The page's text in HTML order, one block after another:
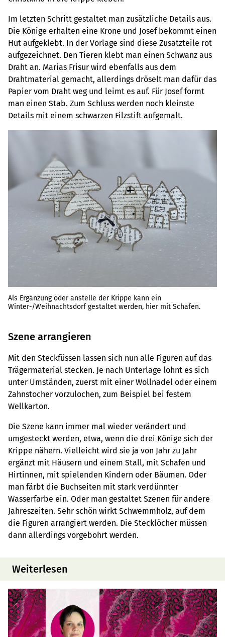
Im letzten Schritt gestaltet man zusätzliche Details aus.
Die Könige erhalten eine Krone und Josef bekommt einen
Hut aufgeklebt. In der Vorlage sind diese Zusatzteile rot
aufgezeichnet. Den Tieren klebt man einen Schwanz aus
Draht an. Marias Frisur wird ebenfalls aus dem
Drahtmaterial gemacht, allerdings dröselt man dafür das
Papier vom Draht weg und leimt es auf. Für Josef formt
man einen Stab. Zum Schluss werden noch kleinste
Details mit einem schwarzen Filzstift aufgemalt.
Als Ergänzung oder anstelle der Krippe kann ein
Winter-/Weihnachtsdorf gestaltet werden, hier mit Schafen.
Szene arrangieren
Mit den Steckfüssen lassen sich nun alle Figuren auf das
Trägermaterial stecken. Je nach Unterlage lohnt es sich
unter Umständen, zuerst mit einer Wollnadel oder einem
Zahnstocher vorzulochen, zum Beispiel bei festem
Wellkarton.
Die Szene kann immer mal wieder verändert und
umgesteckt werden, etwa, wenn die drei Könige sich der
Krippe nähern. Vielleicht wird sie ja von Jahr zu Jahr
ergänzt mit Häusern und einem Stall, mit Schafen und
Hirtinnen, mit spielenden Kindern oder Bäumen. Oder
man färbt die Buchseiten mit stark verdünnter
Wasserfarbe ein. Oder man gestaltet Szenen für andere
Jahreszeiten. Sehr schön wirkt Schwemmholz, auf dem
die Figuren arrangiert werden. Die Stecklöcher müssen
dann allerdings vorgebohrt werden.
Weiterlesen